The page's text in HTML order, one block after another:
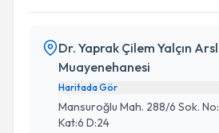
Dr. Yaprak Çilem Yalçın
Muayenehanesi
Haritada Gör
Mansuroğlu Mah. 288/6 Sok.
Kat:6 D:24